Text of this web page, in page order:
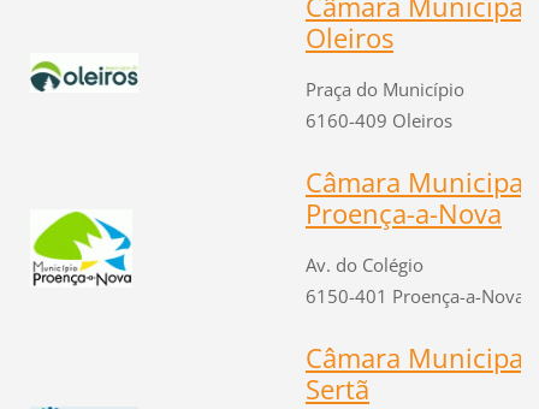
Oleiros
Praça do Município
6160-409 Oleiros
Câmara Municipal
Proença-a-Nova
Av. do Colégio
6150-401 Proença-a-Nova
Câmara Municipal
Sertã